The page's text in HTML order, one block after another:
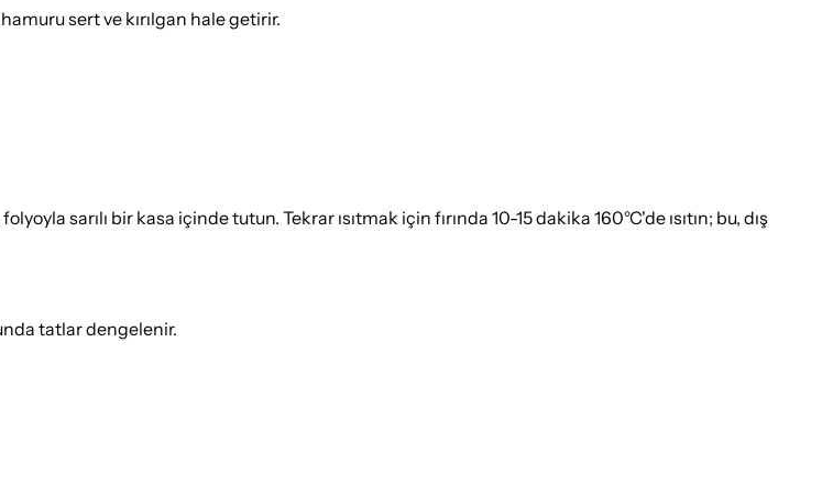
sert ve kırılgan hale getirir.
sarılı bir kasa içinde tutun. Tekrar ısıtmak için fırında 10-15 dakika 160°C'de ısıtın; bu, dış
tatlar dengelenir.